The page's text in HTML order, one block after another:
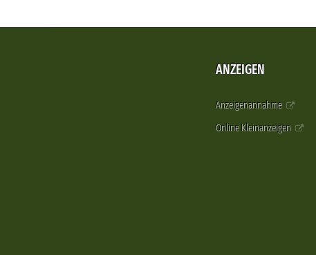
ANZEIGEN
Anzeigenannahme
Online Kleinanzeigen